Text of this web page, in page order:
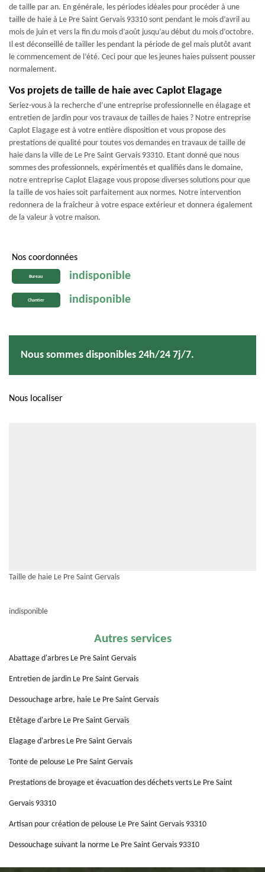
de taille par an. En générale, les périodes idéales pour procéder à une
taille de haie à Le Pre Saint Gervais 93310 sont pendant le mois d’avril au
mois de juin et vers la fin du mois d’août jusqu’au début du mois d’octobre.
Il est déconseillé de tailler les pendant la période de gel mais plutôt avant
le commencement de l’été. Ceci pour que les jeunes haies puissent pousser
normalement.
Vos projets de taille de haie avec Caplot Elagage
Seriez-vous à la recherche d’une entreprise professionnelle en élagage et
entretien de jardin pour vos travaux de tailles de haies ? Notre entreprise
Caplot Elagage est à votre entière disposition et vous propose des
prestations de qualité pour toutes vos demandes en travaux de taille de
haie dans la ville de Le Pre Saint Gervais 93310. Etant donné que nous
sommes des professionnels, expérimentés et qualifiés dans le domaine,
notre entreprise Caplot Elagage vous propose diverses solutions pour que
la taille de vos haies soit parfaitement aux normes. Notre intervention
redonnera de la fraîcheur à votre espace extérieur et donnera également
de la valeur à votre maison.
Nos coordonnées
Bureau indisponible
Chantier indisponible
Nous sommes disponibles 24h/24 7j/7.
Nous localiser
Taille de haie Le Pre Saint Gervais
indisponible
Autres services
Abattage d'arbres Le Pre Saint Gervais
Entretien de jardin Le Pre Saint Gervais
Dessouchage arbre, haie Le Pre Saint Gervais
Etêtage d'arbre Le Pre Saint Gervais
Elagage d'arbres Le Pre Saint Gervais
Tonte de pelouse Le Pre Saint Gervais
Prestations de broyage et évacuation des déchets verts Le Pre Saint
Gervais 93310
Artisan pour création de pelouse Le Pre Saint Gervais 93310
Dessouchage suivant la norme Le Pre Saint Gervais 93310